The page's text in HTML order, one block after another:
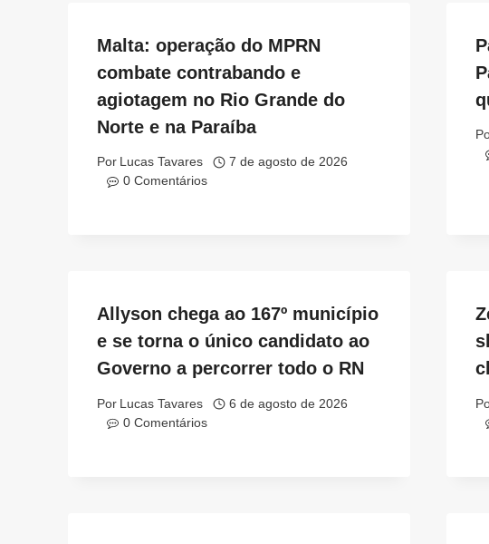
Malta: operação do MPRN
combate contrabando e
agiotagem no Rio Grande do
Norte e na Paraíba
Por Lucas Tavares
7 de agosto de 2026
0 Comentários
Allyson chega ao 167º município
e se torna o único candidato ao
Governo a percorrer todo o RN
Por Lucas Tavares
6 de agosto de 2026
0 Comentários